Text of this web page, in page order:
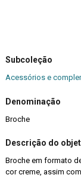
Subcoleção
Acessórios e
Denominação
Broche
Descrição do
Broche em formato
cor creme, assim